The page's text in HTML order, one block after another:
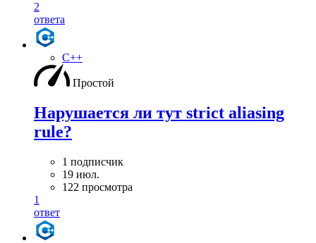
2
ответа
C++
Простой
Нарушается ли тут strict aliasing
rule?
1 подписчик
19 июл.
122 просмотра
1
ответ